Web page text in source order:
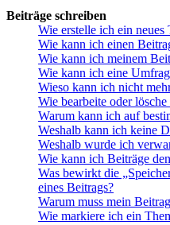
Beiträge schreiben
Wie erstelle ich ein
Wie kann ich einen
Wie kann ich meinem
Wie kann ich eine
Wieso kann ich nicht
Wie bearbeite oder
Warum kann ich auf
Weshalb kann ich keine
Weshalb wurde ich
Wie kann ich Beiträge
Was bewirkt die
eines Beitrags?
Warum muss mein
Wie markiere ich ein